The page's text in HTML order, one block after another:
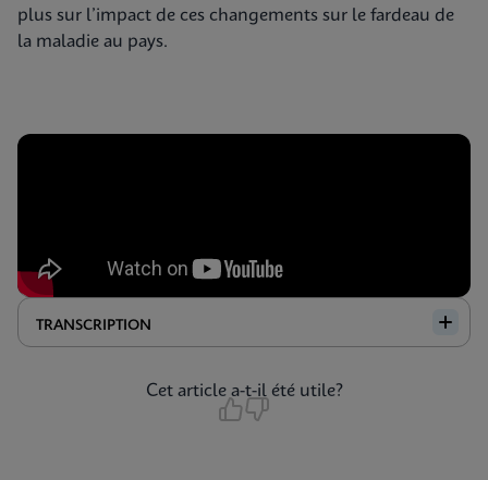
plus sur l’impact de ces changements sur le fardeau de
la maladie au pays.
TRANSCRIPTION
Cet article a-t-il été utile?